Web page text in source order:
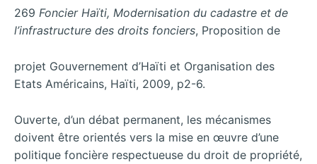
269 Foncier Haïti, Modernisation du cadastre et de
l’infrastructure des droits fonciers, Proposition de
projet Gouvernement d’Haïti et Organisation des
Etats Américains, Haïti, 2009, p2-6.
Ouverte, d’un débat permanent, les mécanismes
doivent être orientés vers la mise en œuvre d’une
politique foncière respectueuse du droit de propriété,